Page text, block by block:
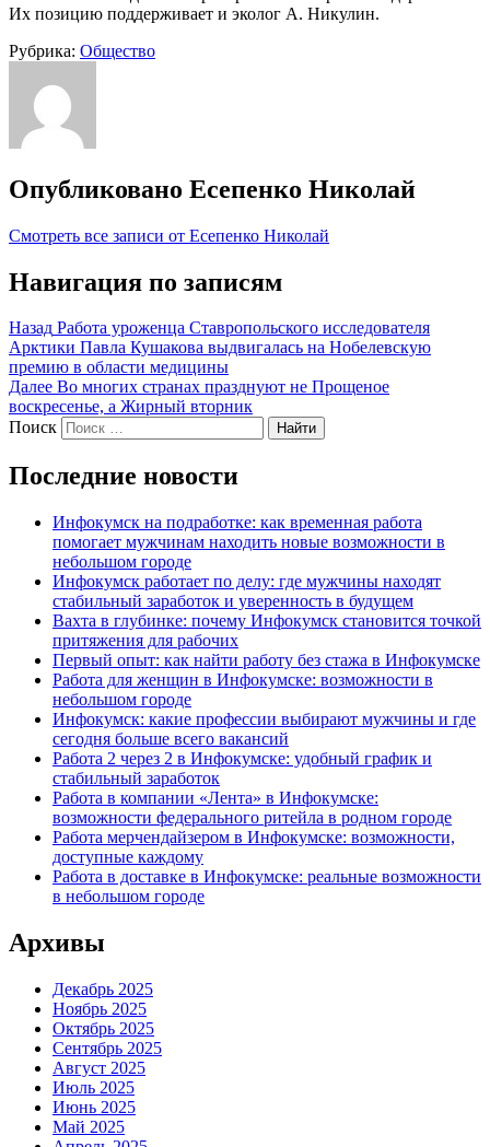
Их позицию поддерживает и эколог А. Никулин.
Рубрика: Общество
Опубликовано Есепенко Николай
Смотреть все записи от Есепенко Николай
Навигация по записям
Назад Работа уроженца Ставропольского исследователя
Арктики Павла Кушакова выдвигалась на Нобелевскую
премию в области медицины
Далее Во многих странах празднуют не Прощеное
воскресенье, а Жирный вторник
Поиск
Найти
Последние новости
Инфокумск на подработке: как временная работа
помогает мужчинам находить новые возможности в
небольшом городе
Инфокумск работает по делу: где мужчины находят
стабильный заработок и уверенность в будущем
Вахта в глубинке: почему Инфокумск становится точкой
притяжения для рабочих
Первый опыт: как найти работу без стажа в Инфокумске
Работа для женщин в Инфокумске: возможности в
небольшом городе
Инфокумск: какие профессии выбирают мужчины и где
сегодня больше всего вакансий
Работа 2 через 2 в Инфокумске: удобный график и
стабильный заработок
Работа в компании «Лента» в Инфокумске:
возможности федерального ритейла в родном городе
Работа мерчендайзером в Инфокумске: возможности,
доступные каждому
Работа в доставке в Инфокумске: реальные возможности
в небольшом городе
Архивы
Декабрь 2025
Ноябрь 2025
Октябрь 2025
Сентябрь 2025
Август 2025
Июль 2025
Июнь 2025
Май 2025